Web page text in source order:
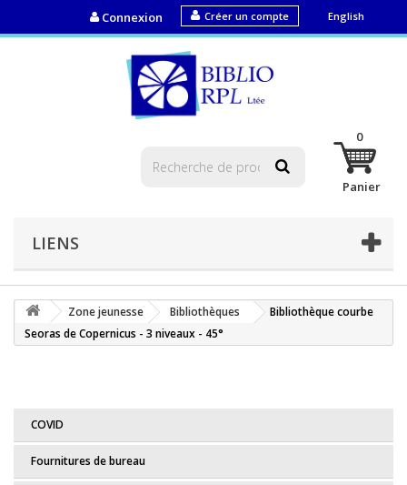
English
Créer un compte
Connexion
0
Panier
LIENS
Zone jeunesse Bibliothèques
Bibliothèque courbe
Seoras de Copernicus - 3 niveaux - 45°
COVID
Fournitures de bureau